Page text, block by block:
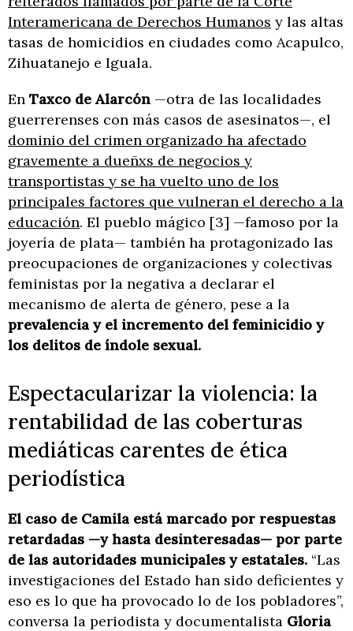
Interamericana de Derechos Humanos y las altas
tasas de homicidios en ciudades como Acapulco,
Zihuatanejo e Iguala.
En Taxco de Alarcón —otra de las localidades
guerrerenses con más casos de asesinatos—, el
dominio del crimen organizado ha afectado
gravemente a dueñxs de negocios y
transportistas y se ha vuelto uno de los
principales factores que vulneran el derecho a la
educación. El pueblo mágico [3] —famoso por la
joyería de plata— también ha protagonizado las
preocupaciones de organizaciones y colectivas
feministas por la negativa a declarar el
mecanismo de alerta de género, pese a la
prevalencia y el incremento del feminicidio y
los delitos de índole sexual.
Espectacularizar la violencia: la
rentabilidad de las coberturas
mediáticas carentes de ética
periodística
El caso de Camila está marcado por respuestas
retardadas —y hasta desinteresadas— por parte
de las autoridades municipales y estatales. “Las
investigaciones del Estado han sido deficientes y
eso es lo que ha provocado lo de los pobladores”,
conversa la periodista y documentalista Gloria